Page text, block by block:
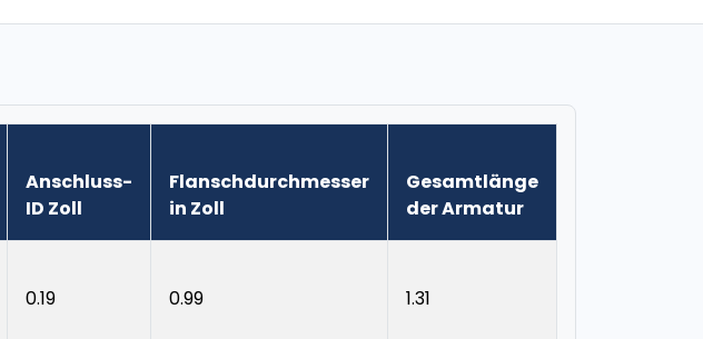
Anschluss-
ID Zoll
Flanschdurchmesser
in Zoll
Gesamtlänge
der Armatur
0.19 0.99 1.31